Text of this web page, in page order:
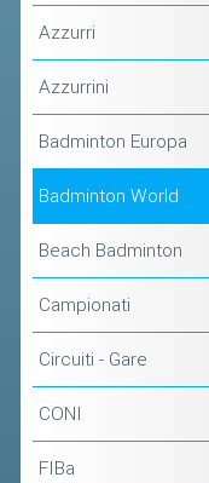
Azzurri
Azzurrini
Badminton Europa
Badminton World
Beach Badminton
Campionati
Circuiti - Gare
CONI
FIBa